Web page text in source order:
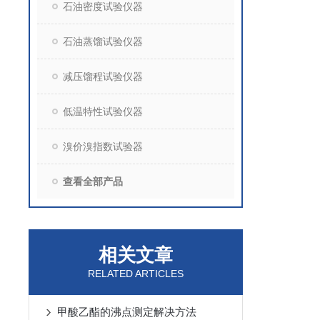
石油密度试验仪器
石油蒸馏试验仪器
减压馏程试验仪器
低温特性试验仪器
溴价溴指数试验器
查看全部产品
相关文章
RELATED ARTICLES
甲酸乙酯的沸点测定解决方法